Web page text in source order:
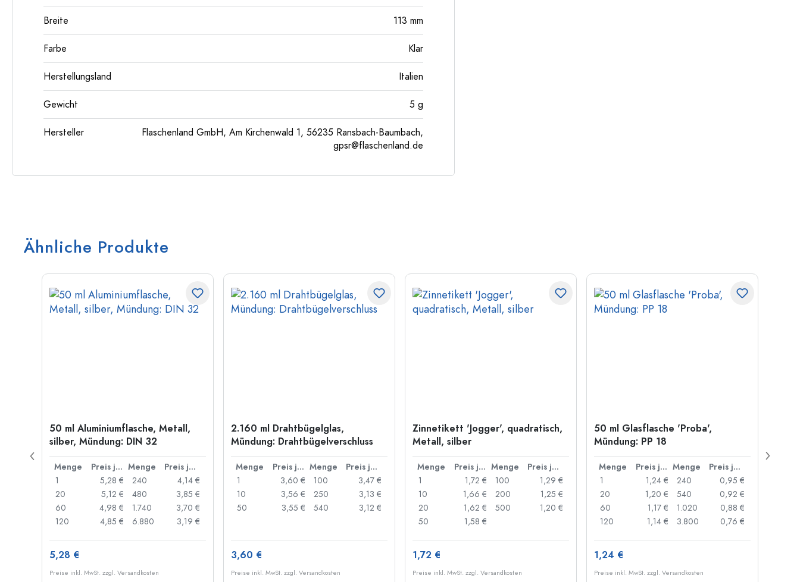
Breite 113 mm
Farbe Klar
Herstellungsland Italien
Gewicht 5 g
Hersteller
Flaschenland GmbH, Am Kirchenwald 1, 56235 Ransbach-Baumbach,
gpsr@flaschenland.de
Ähnliche Produkte
50 ml Aluminiumflasche, Metall,
silber, Mündung: DIN 32
Menge Preis je Stück Menge
Preis je Stück
1
5,28 €
20
5,12 €
60
4,98 €
120
4,85 €
240
4,14 €
480
3,85 €
1.740
3,70 €
6.880
3,19 €
5,28 €
Preise inkl. MwSt. zzgl. Versandkosten
2.160 ml Drahtbügelglas,
Mündung: Drahtbügelverschluss
Menge Preis je Stück Menge
Preis je Stück
1
3,60 €
10
3,56 €
50
3,55 €
100
3,47 €
250
3,13 €
540
3,12 €
3,60 €
Preise inkl. MwSt. zzgl. Versandkosten
Zinnetikett 'Jogger', quadratisch,
Metall, silber
Menge Preis je Stück Menge
Preis je Stück
1
1,72 €
10
1,66 €
20
1,62 €
50
1,58 €
100
1,29 €
200
1,25 €
500
1,20 €
1,72 €
Preise inkl. MwSt. zzgl. Versandkosten
50 ml Glasflasche 'Proba',
Mündung: PP 18
Menge Preis je Stück Menge
Preis je Stück
1
1,24 €
20
1,20 €
60
1,17 €
120
1,14 €
240
0,95 €
540
0,92 €
1.020
0,88 €
3.800
0,76 €
1,24 €
Preise inkl. MwSt. zzgl. Versandkosten